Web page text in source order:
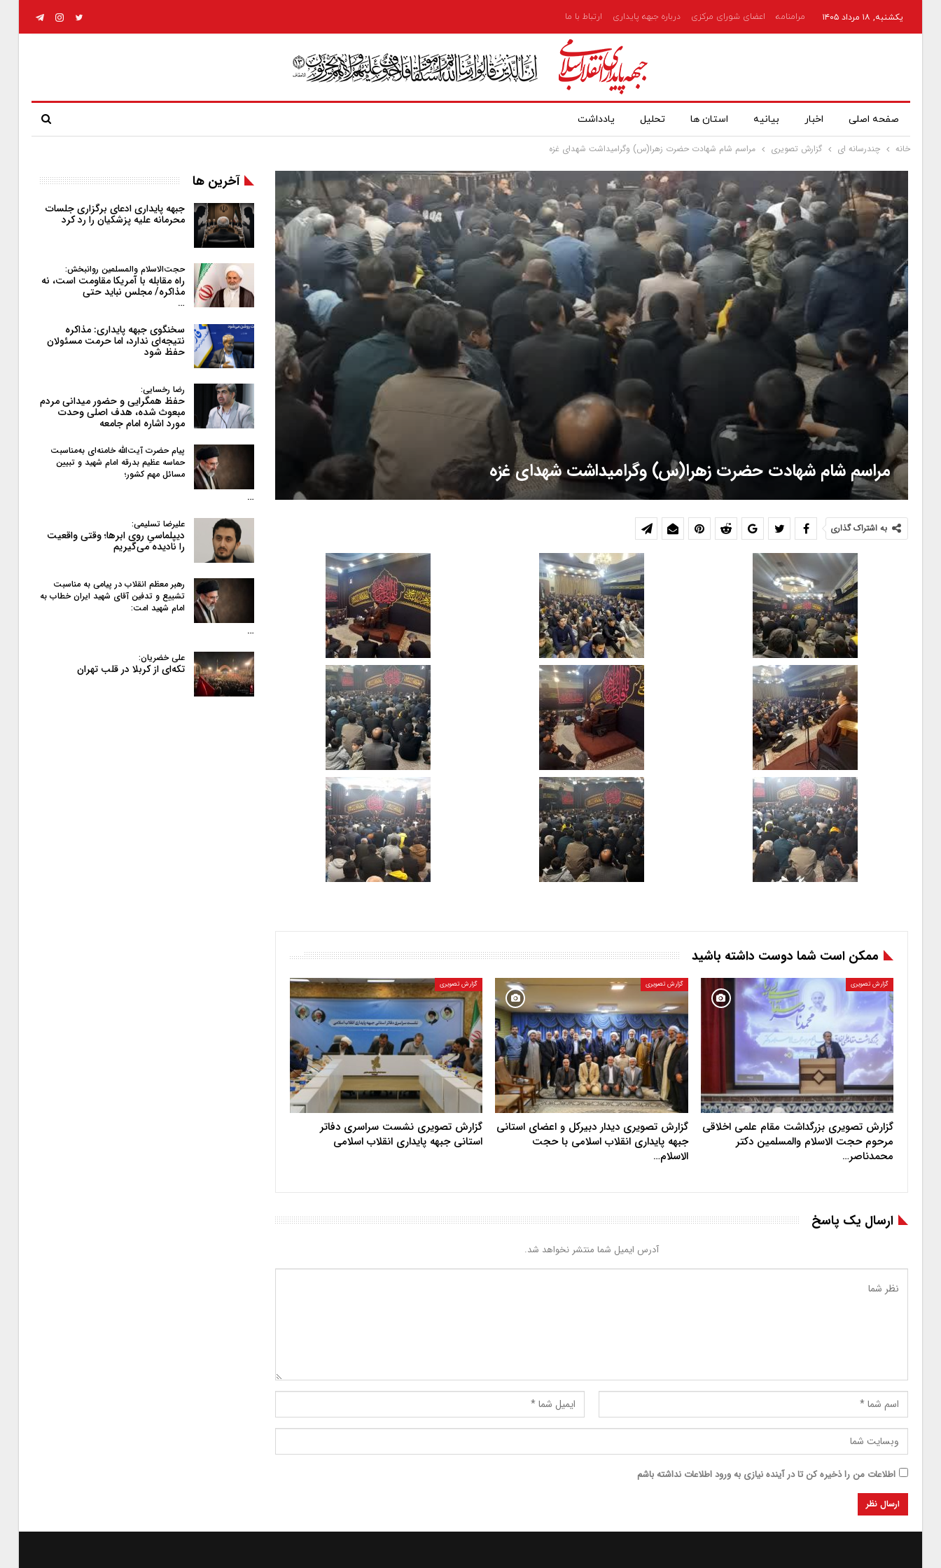
یکشنبه, ۱۸ مرداد ۱۴۰۵ مرامنامه اعضای شورای مرکزی درباره جبهه پایداری ارتباط با ما
صفحه اصلی اخبار بیانیه استان ها تحلیل یادداشت
خانه چندرسانه ای گزارش تصویری مراسم شام شهادت حضرت زهرا(س) وگرامیداشت شهدای غزه
مراسم شام شهادت حضرت زهرا(س) وگرامیداشت شهدای غزه
به اشتراک گذاری
ممکن است شما دوست داشته باشید
گزارش تصویری
گزارش تصویری بزرگداشت مقام علمی اخلاقی
مرحوم حجت‌ الاسلام والمسلمین دکتر
محمدناصر…
گزارش تصویری
گزارش تصویری دیدار دبیرکل و اعضای استانی
جبهه پایداری انقلاب اسلامی با حجت
الاسلام…
گزارش تصویری
گزارش تصویری نشست سراسری دفاتر
استانی جبهه پایداری انقلاب اسلامی
ارسال یک پاسخ
آدرس ایمیل شما منتشر نخواهد شد.
اطلاعات من را ذخیره کن تا در آینده نیازی به ورود اطلاعات نداشته باشم
آخرین ها
جبهه پایداری ادعای برگزاری جلسات
محرمانه علیه پزشکیان را رد کرد
حجت‌الاسلام والمسلمین روانبخش:
راه مقابله با آمریکا مقاومت است، نه
مذاکره/ مجلس نباید حتی
…
سخنگوی جبهه پایداری: مذاکره
نتیجه‌ای ندارد، اما حرمت مسئولان
حفظ شود
رضا رخسایی:
حفظ همگرایی و حضور میدانی مردم
مبعوث شده، هدف اصلی وحدت
مورد اشاره امام جامعه
پیام حضرت آیت‌الله خامنه‌ای به‌مناسبت
حماسه عظیم بدرقه امام شهید و تبیین
مسائل مهم کشور؛
…
علیرضا تسلیمی:
دیپلماسیِ روی ابرها؛ وقتی واقعیت
را نادیده می‌گیریم
رهبر معظم انقلاب در پیامی به‌ مناسبت
تشییع و تدفین آقای شهید ایران خطاب به
امام شهید امت:
…
علی خضریان:
تکه‌ای از کربلا در قلب تهران